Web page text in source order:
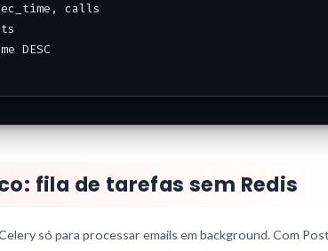
calls
DESC
fila de tarefas sem Redis
só para processar emails em background. Com